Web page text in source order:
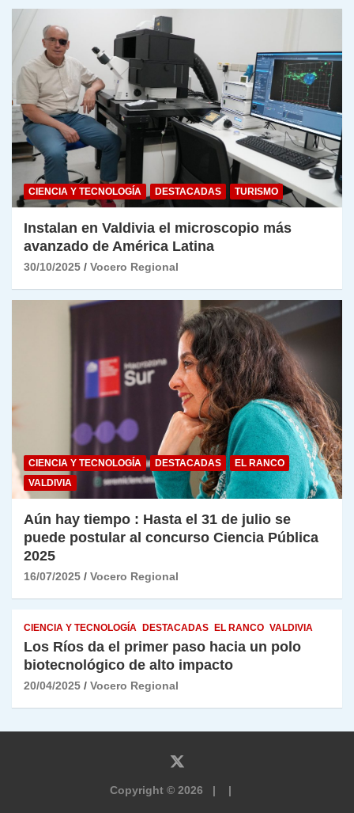
CIENCIA Y TECNOLOGÍA DESTACADAS TURISMO
Instalan en Valdivia el microscopio más
avanzado de América Latina
30/10/2025 Vocero Regional
CIENCIA Y TECNOLOGÍA DESTACADAS
EL RANCO
VALDIVIA
Aún hay tiempo : Hasta el 31 de julio se
puede postular al concurso Ciencia Pública
2025
16/07/2025 Vocero Regional
CIENCIA Y TECNOLOGÍA DESTACADAS EL RANCO VALDIVIA
Los Ríos da el primer paso hacia un polo
biotecnológico de alto impacto
20/04/2025 Vocero Regional
Copyright © 2026